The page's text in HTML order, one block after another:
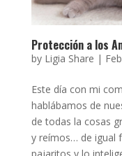
Protección a los
by Ligia Share |
Este día con mi
hablábamos de
de todas la cosas
y reímos… de igual
pajaritos y lo